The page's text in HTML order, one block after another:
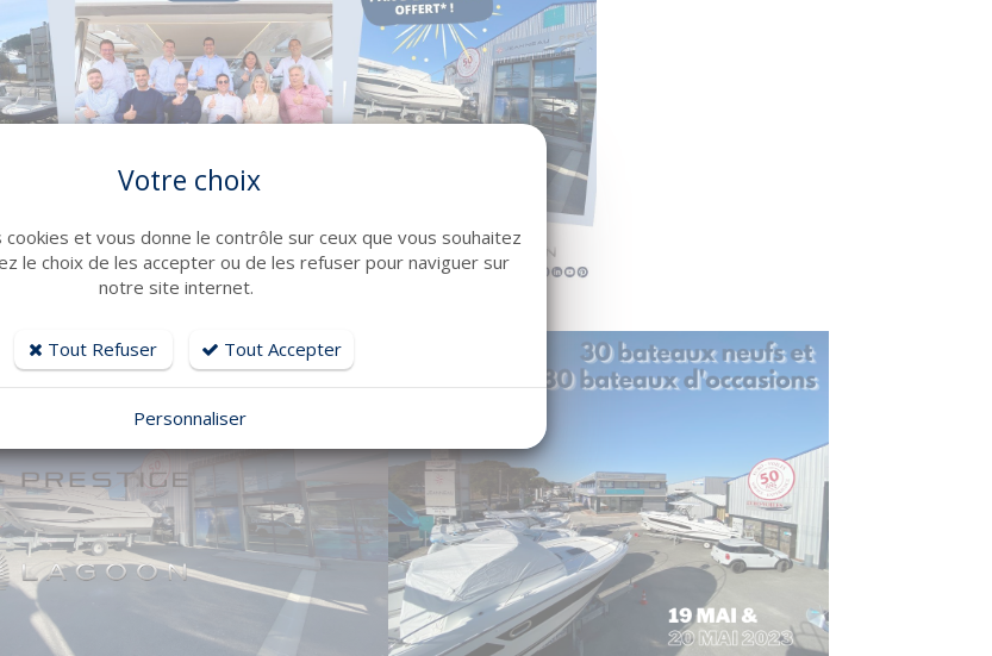
Votre choix
et vous donne le contrôle sur ceux que vous souhaitez
le choix de les accepter ou de les refuser pour naviguer sur
notre site internet.
Tout Refuser Tout Accepter
Personnaliser